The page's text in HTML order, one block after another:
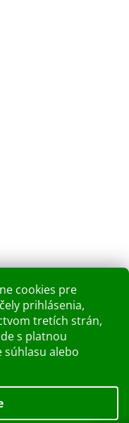
cookies pre
prihlásenia,
tretích strán,
s platnou
alebo